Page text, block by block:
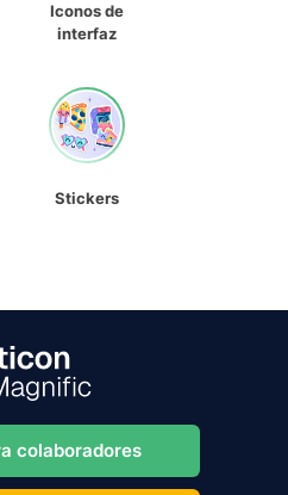
Iconos de
interfaz
Stickers
colaboradores